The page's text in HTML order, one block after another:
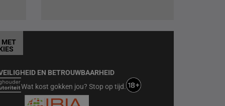
EN BETROUWBAARHEID
Wat kost gokken jou? Stop op tijd.